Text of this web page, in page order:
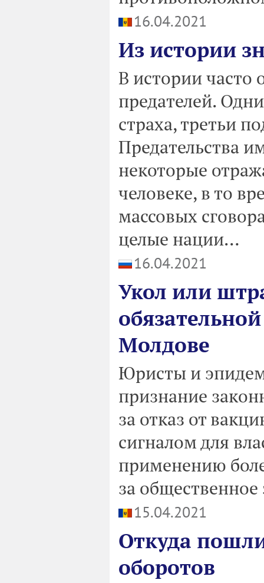
16.04.2021
Из истории
В истории часто
предателей.
страха, третьи
Предательства
некоторые
человеке, в то
массовых
целые нации…
16.04.2021
Укол или
Молдове
Юристы и
признание
за отказ от
сигналом для
применению
за общественное
15.04.2021
Откуда
оборотов